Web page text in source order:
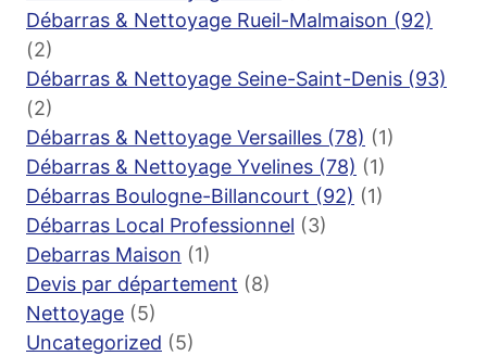
Débarras & Nettoyage Rueil-Malmaison (92)
(2)
Débarras & Nettoyage Seine-Saint-Denis (93)
(2)
Débarras & Nettoyage Versailles (78) (1)
Débarras & Nettoyage Yvelines (78) (1)
Débarras Boulogne-Billancourt (92) (1)
Débarras Local Professionnel (3)
Debarras Maison (1)
Devis par département (8)
Nettoyage (5)
Uncategorized (5)